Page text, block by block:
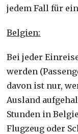
jedem Fall für
Belgien:
Bei jeder
werden
davon ist nur,
Ausland
Stunden in
Flugzeug oder